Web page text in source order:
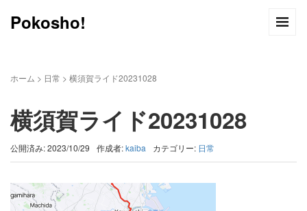
Pokosho!
ホーム > 日常 > 横須賀ライド20231028
横須賀ライド20231028
公開済み: 2023/10/29 作成者:kaiba カテゴリー: 日常